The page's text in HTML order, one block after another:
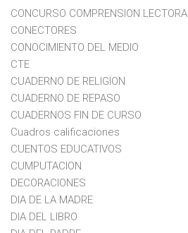
CONCURSO COMPRENSION LECTORA
CONECTORES
CONOCIMIENTO DEL MEDIO
CTE
CUADERNO DE RELIGION
CUADERNO DE REPASO
CUADERNOS FIN DE CURSO
Cuadros calificaciones
CUENTOS EDUCATIVOS
CUMPUTACION
DECORACIONES
DIA DE LA MADRE
DIA DEL LIBRO